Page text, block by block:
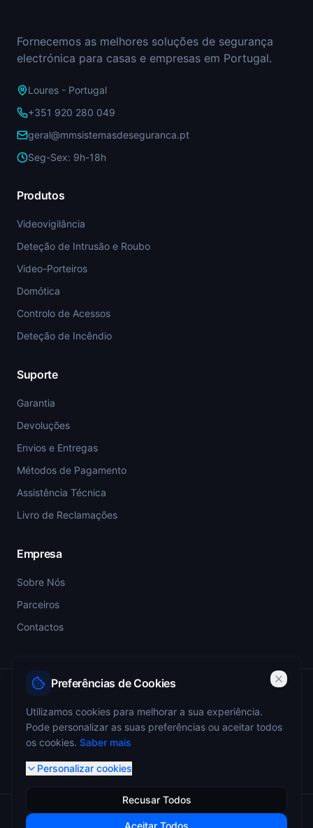
Fornecemos as melhores soluções de segurança
electrónica para casas e empresas em Portugal.
Loures - Portugal
+351 920 280 049
geral@mmsistemasdeseguranca.pt
Seg-Sex: 9h-18h
Produtos
Videovigilância
Deteção de Intrusão e Roubo
Video-Porteiros
Domótica
Controlo de Acessos
Deteção de Incêndio
Suporte
Garantia
Devoluções
Envios e Entregas
Métodos de Pagamento
Assistência Técnica
Livro de Reclamações
Empresa
Sobre Nós
Parceiros
Contactos
ANEPC — Portaria 773/2009 — Registo nº 4349
© 2026 Miguel Monteiro - Sistemas de Segurança. Todos os
Preferências de Cookies
Utilizamos cookies para melhorar a sua experiência.
Pode personalizar as suas preferências ou aceitar todos
os cookies. Saber mais
Personalizar cookies
Recusar Todos
Aceitar Todos